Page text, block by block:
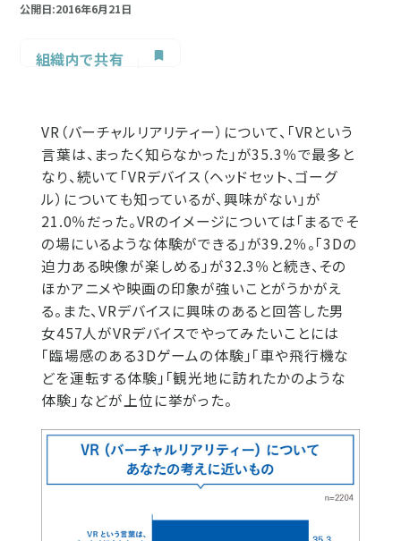
公開日:2016年6月21日
組織内で共有
VR（バーチャルリアリティー）について、「VRという
言葉は、まったく知らなかった」が35.3％で最多と
なり、続いて「VRデバイス（ヘッドセット、ゴーグ
ル）についても知っているが、興味がない」が
21.0％だった。VRのイメージについては「まるでそ
の場にいるような体験ができる」が39.2％。「3Dの
迫力ある映像が楽しめる」が32.3％と続き、その
ほかアニメや映画の印象が強いことがうかがえ
る。また、VRデバイスに興味のあると回答した男
女457人がVRデバイスでやってみたいことには
「臨場感のある3Dゲームの体験」「車や飛行機な
どを運転する体験」「観光地に訪れたかのような
体験」などが上位に挙がった。